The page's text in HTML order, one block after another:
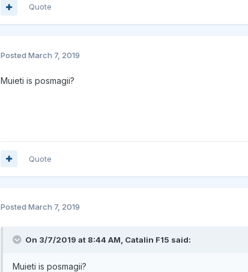
Quote
Posted March 7, 2019
Muieti is posmagii?
Quote
Posted March 7, 2019
On 3/7/2019 at 8:44 AM, Catalin F15 said:
Muieti is posmagii?